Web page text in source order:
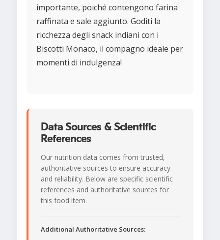
importante, poiché contengono farina
raffinata e sale aggiunto. Goditi la
ricchezza degli snack indiani con i
Biscotti Monaco, il compagno ideale per
momenti di indulgenza!
Data Sources & Scientific
References
Our nutrition data comes from trusted,
authoritative sources to ensure accuracy
and reliability. Below are specific scientific
references and authoritative sources for
this food item.
Additional Authoritative Sources: